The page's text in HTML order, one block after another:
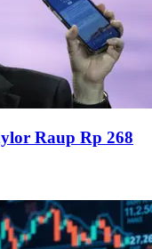
Raup Rp 268